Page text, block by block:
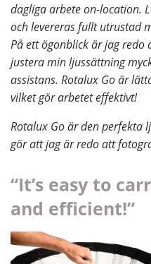
dagliga arbete on-location.
och levereras fullt utrustad
På ett ögonblick är jag
justera min ljussättning
assistans. Rotalux Go är
vilket gör arbetet effektivt!
Rotalux Go är den perfekta
gör att jag är redo att
“It’s easy to
and efficient!”